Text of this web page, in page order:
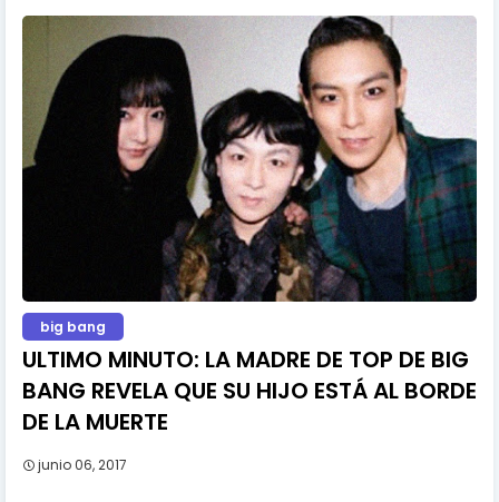
big bang
ULTIMO MINUTO: LA MADRE DE TOP DE BIG
BANG REVELA QUE SU HIJO ESTÁ AL BORDE
DE LA MUERTE
junio 06, 2017